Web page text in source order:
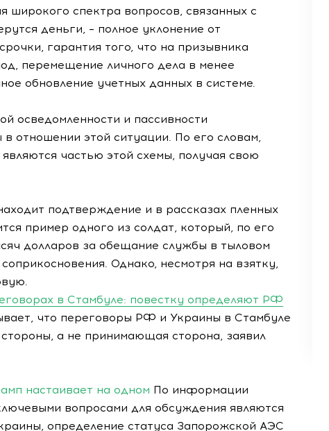
спектра вопросов, связанных с
деньги, – полное уклонение от
гарантия того, что на призывника
перемещение личного дела в менее
обновление учетных данных в системе.
осведомленности и пассивности
отношении этой ситуации. По его словам,
частью этой схемы, получая свою
подтверждение и в рассказах пленных
пример одного из солдат, который, по его
долларов за обещание службы в тыловом
Однако, несмотря на взятку,
в Стамбуле: повестку определяют РФ
что переговоры РФ и Украины в Стамбуле
а не принимающая сторона, заявил
настаивает на одном По информации
вопросами для обсуждения являются
определение статуса Запорожской АЭС